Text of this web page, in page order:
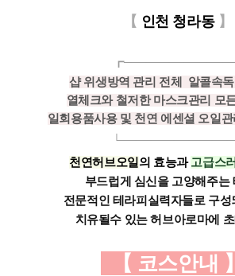
【 인천 청라동 】
┏──────────────
샵 위생방역 관리 전체 알콜속
열체크와 철저한마스크관리
모
일회용품사용 및 천연 에센셜 오일
└─────────────
천연허브오일 의 효능과 고급스
부드럽게 심신을 고양해주는
전문적인 테라피실력자들로 구성
치유될수 있는 허브아로마에
【 코스안내